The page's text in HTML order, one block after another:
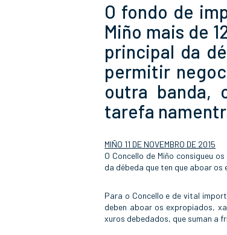
O fondo de
Miño mais de
principal da
permitir
outra banda,
tarefa
MIÑO 11 DE NOVEMBRO DE 2015
O Concello de Miño consigueu
da débeda que ten que aboar
Para o Concello e de vital
deben aboar os expropiados,
xuros debedados, que suman a